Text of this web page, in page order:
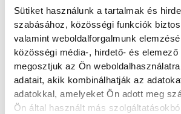
Sütiket használunk a tartalmak és
szabásához, közösségi funkciók
valamint weboldalforgalmunk
közösségi média-, hirdető- és elemező
megosztjuk az Ön
adatait, akik kombinálhatják az
adatokkal, amelyeket Ön adott meg
Ön által használt más
ale-típusú ital lett,
igazi nyári hűsítő jelleget
miután hónapokig érlelődött
A csütörtöki eseményen
vizsgálatot” is tartottak, azaz